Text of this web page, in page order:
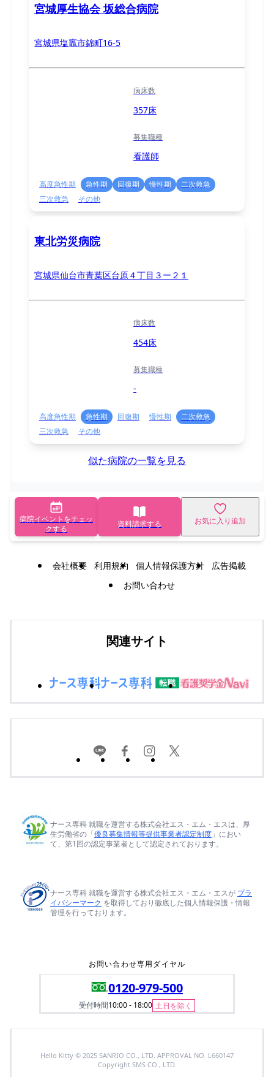
宮城厚生協会 坂総合病院
宮城県塩竈市錦町16-5
病床数
357床
募集職種
看護師
高度急性期 急性期 回復期 慢性期
二次救急
三次救急
その他
東北労災病院
宮城県仙台市青葉区台原４丁目３ー２１
病床数
454床
募集職種
-
高度急性期 急性期 回復期 慢性期
二次救急
三次救急
その他
似た病院の一覧を見る
病院イベントをチェッ
クする
資料請求する お気に入り追加
会社概要 利用規約 個人情報保護方針
広告掲載
お問い合わせ
関連サイト
ナース専科 就職を運営する株式会社エス・エム・エスは、厚
生労働省の「優良募集情報等提供事業者認定制度 」におい
て、第1回の認定事業者として認定されております。
ナース専科 就職を運営する株式会社エス・エム・エスが プラ
イバシーマーク を取得しており徹底した個人情報保護・情報
管理を行っております。
お問い合わせ専用ダイヤル
0120-979-500
受付時間10:00 - 18:00 土日を除く
Hello Kitty © 2025 SANRIO CO., LTD. APPROVAL NO. L660147
Copyright SMS CO., LTD.